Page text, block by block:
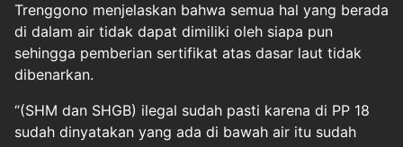
Trenggono menjelaskan bahwa semua hal yang berada
di dalam air tidak dapat dimiliki oleh siapa pun
sehingga pemberian sertifikat atas dasar laut tidak
dibenarkan.
“(SHM dan SHGB) ilegal sudah pasti karena di PP 18
sudah dinyatakan yang ada di bawah air itu sudah